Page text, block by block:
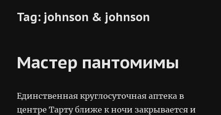
Tag: johnson & johnson
Мастер пантомимы
Единственная круглосуточная аптека в
центре Тарту ближе к ночи закрывается и